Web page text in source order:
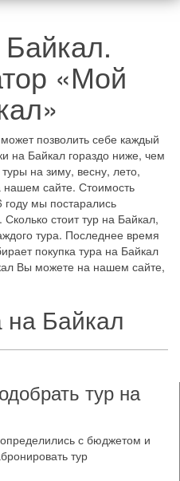
«Мой
позволить себе каждый
на Байкал гораздо ниже, чем
на зиму, весну, лето,
сайте. Стоимость
году мы постарались
стоит тур на Байкал,
тура. Последнее время
покупка тура на Байкал
Вы можете на нашем сайте,
на Байкал
тур на
с бюджетом и
тур